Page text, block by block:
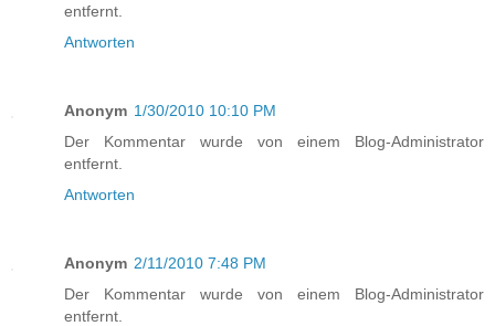
entfernt.
Antworten
Anonym 1/30/2010 10:10 PM
Der Kommentar wurde von einem Blog-Administrator
entfernt.
Antworten
Anonym 2/11/2010 7:48 PM
Der Kommentar wurde von einem Blog-Administrator
entfernt.